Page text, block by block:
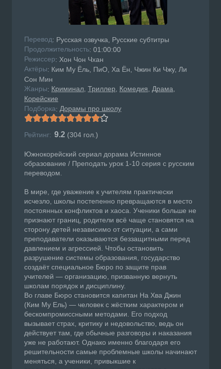
Перевод: Русская озвучка, Русские субтитры
Продолжительность: 01:00:00
Режисcер: Хон Чон Чхан
Актёры: Ким Му Ёль, ПиО, Ха Ён, Чжин Ки Чжу, Ли
Сон Мин
Жанры: Криминал Триллер Комедия Драма
Корейские
Подборка: Дорамы про школу
Рейтинг: 9.2 (304 гол.)
Южнокорейский сериал дорама Истинное
образование / Преподать урок 1-10 серия с русским
переводом.
В мире, где уважение к учителям практически
исчезло, школы постепенно превращаются в место
постоянных конфликтов и хаоса. Ученики больше не
признают границ, родители всё чаще становятся на
сторону детей независимо от ситуации, а сами
преподаватели оказываются беззащитными перед
давлением и агрессией. Чтобы остановить
разрушение системы образования, государство
создаёт специальное Бюро по защите прав
учителей — организацию, призванную вернуть
школам порядок и дисциплину.
Во главе Бюро становится капитан На Хва Джин
(Ким Му Ель) — человек с жёстким характером и
бескомпромиссными методами. Его подход
вызывает страх, критику и недовольство, ведь он
действует там, где обычные разговоры и наказания
уже не работают. Однако именно благодаря его
решительности самые проблемные школы начинают
меняться, а ученики, привыкшие к